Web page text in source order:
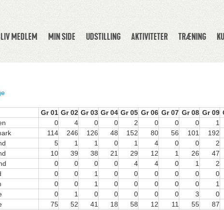
MEDLEM MIN SIDE UDSTILLING AKTIVITETER TRÆNING
Gr 01 Gr 02 Gr 03 Gr 04 Gr 05 Gr 06 Gr 07 Gr 08 Gr 09
0 4 0 0 2 0 0 0 1
114 246 126 48 152 80 56 101 192
5 1 1 0 1 4 0 0 2
10 39 38 21 29 12 1 26 47
0 0 0 0 4 4 0 1 2
0 0 1 0 0 0 0 0 0
0 0 1 0 0 0 0 0 1
0 1 0 0 0 0 0 3 0
75 52 41 18 58 12 11 55 87